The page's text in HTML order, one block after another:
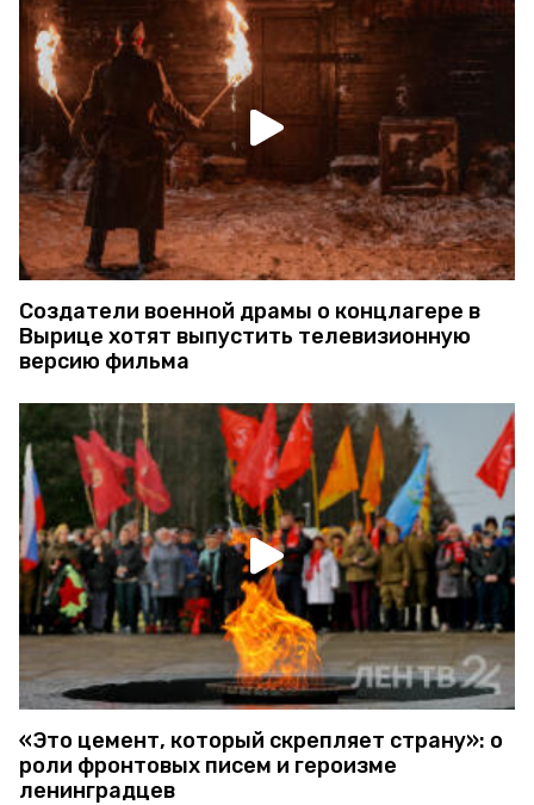
Создатели военной драмы о концлагере в
Вырице хотят выпустить телевизионную
версию фильма
«Это цемент, который скрепляет страну»: о
роли фронтовых писем и героизме
ленинградцев